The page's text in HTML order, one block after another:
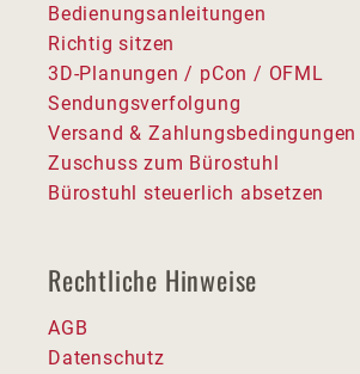
Bedienungsanleitungen
Richtig sitzen
3D-Planungen / pCon / OFML
Sendungsverfolgung
Versand & Zahlungsbedingungen
Zuschuss zum Bürostuhl
Bürostuhl steuerlich absetzen
Rechtliche Hinweise
AGB
Datenschutz